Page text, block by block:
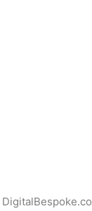
DigitalBespoke.co